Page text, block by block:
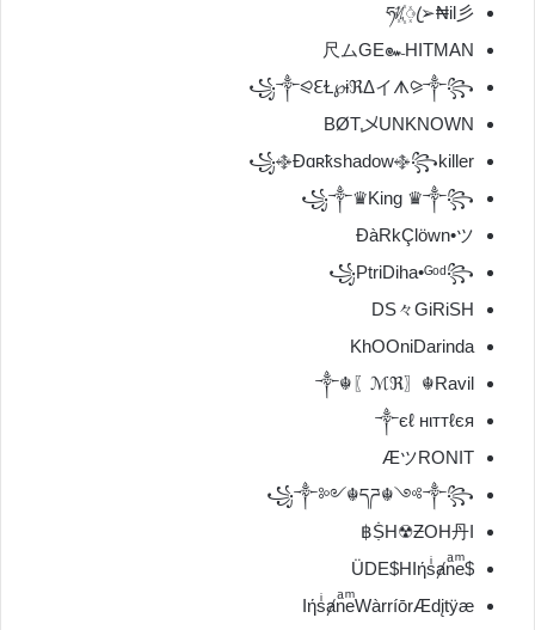
ཧᜰ꙰ꦿ➢₦il彡
尺ムGE๛HITMAN
꧁༒⪨ℇⱢ℘ɨℜΔイᗑ⪩༒꧂
BØT乄UNKNOWN
꧁࿇Ðɑʀҟshadow࿇꧂killer
꧁༒♛King ♛༒꧂
ĐàRkÇlöwn•ツ
꧁PtriDiha•ᴳᵒᵈ꧂
DS々GiRiSH
KhOOniDarinda
༒☬〖ℳℜ〗☬Ravil
༒єℓ нιттℓєя
ÆツRONIT
꧁༒༻☬དཌ☬༺༒꧂
ṨH☢ƵOH丹I฿
$ÜDE$HIήsͥⱥnͣeͫ
IήsͥⱥnͣeͫWàrríōrÆdįtÿæ